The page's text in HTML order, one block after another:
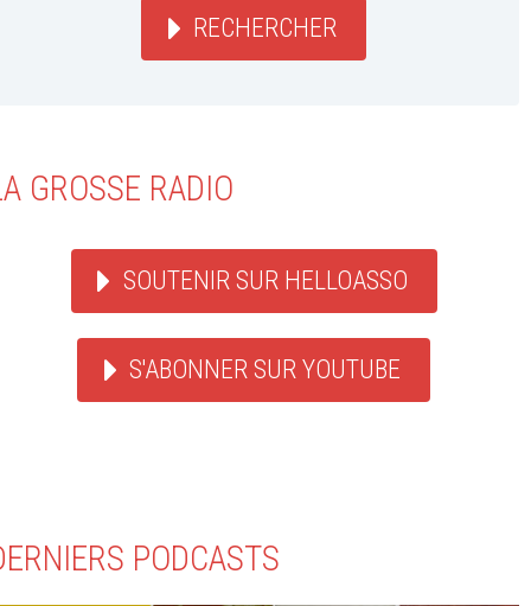
RECHERCHER
GROSSE RADIO
SOUTENIR SUR HELLOASSO
S'ABONNER SUR YOUTUBE
PODCASTS